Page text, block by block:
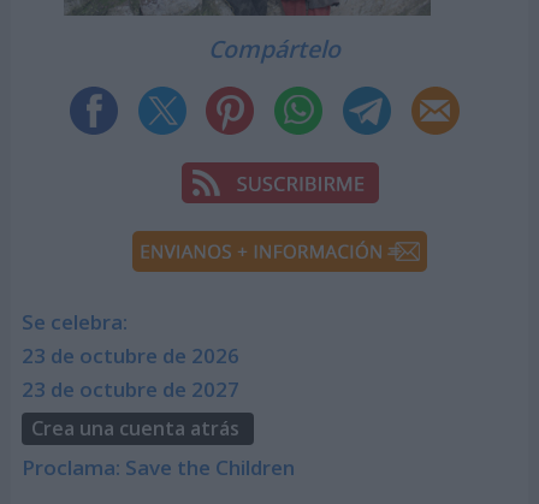
Compártelo
Se celebra:
23 de octubre de 2026
23 de octubre de 2027
Crea una cuenta atrás
Proclama: Save the Children